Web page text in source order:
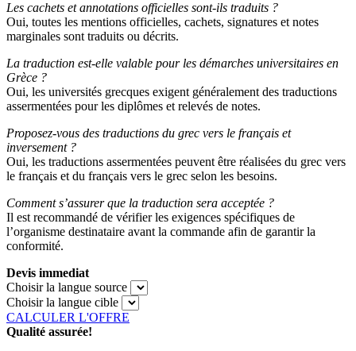
Les cachets et annotations officielles sont-ils traduits ?
Oui, toutes les mentions officielles, cachets, signatures et notes
marginales sont traduits ou décrits.
La traduction est-elle valable pour les démarches universitaires en
Grèce ?
Oui, les universités grecques exigent généralement des traductions
assermentées pour les diplômes et relevés de notes.
Proposez-vous des traductions du grec vers le français et
inversement ?
Oui, les traductions assermentées peuvent être réalisées du grec vers
le français et du français vers le grec selon les besoins.
Comment s’assurer que la traduction sera acceptée ?
Il est recommandé de vérifier les exigences spécifiques de
l’organisme destinataire avant la commande afin de garantir la
conformité.
Devis immediat
Choisir la langue source
Choisir la langue cible
CALCULER L'OFFRE
Qualité assurée!